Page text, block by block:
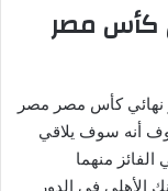
كأس مصر
نهائي كأس مصر مصر
من المعروف أنه سوف يلاقي
دور الـ 16 ثم يلتقي الفائز منهما
الأهلي في الدور